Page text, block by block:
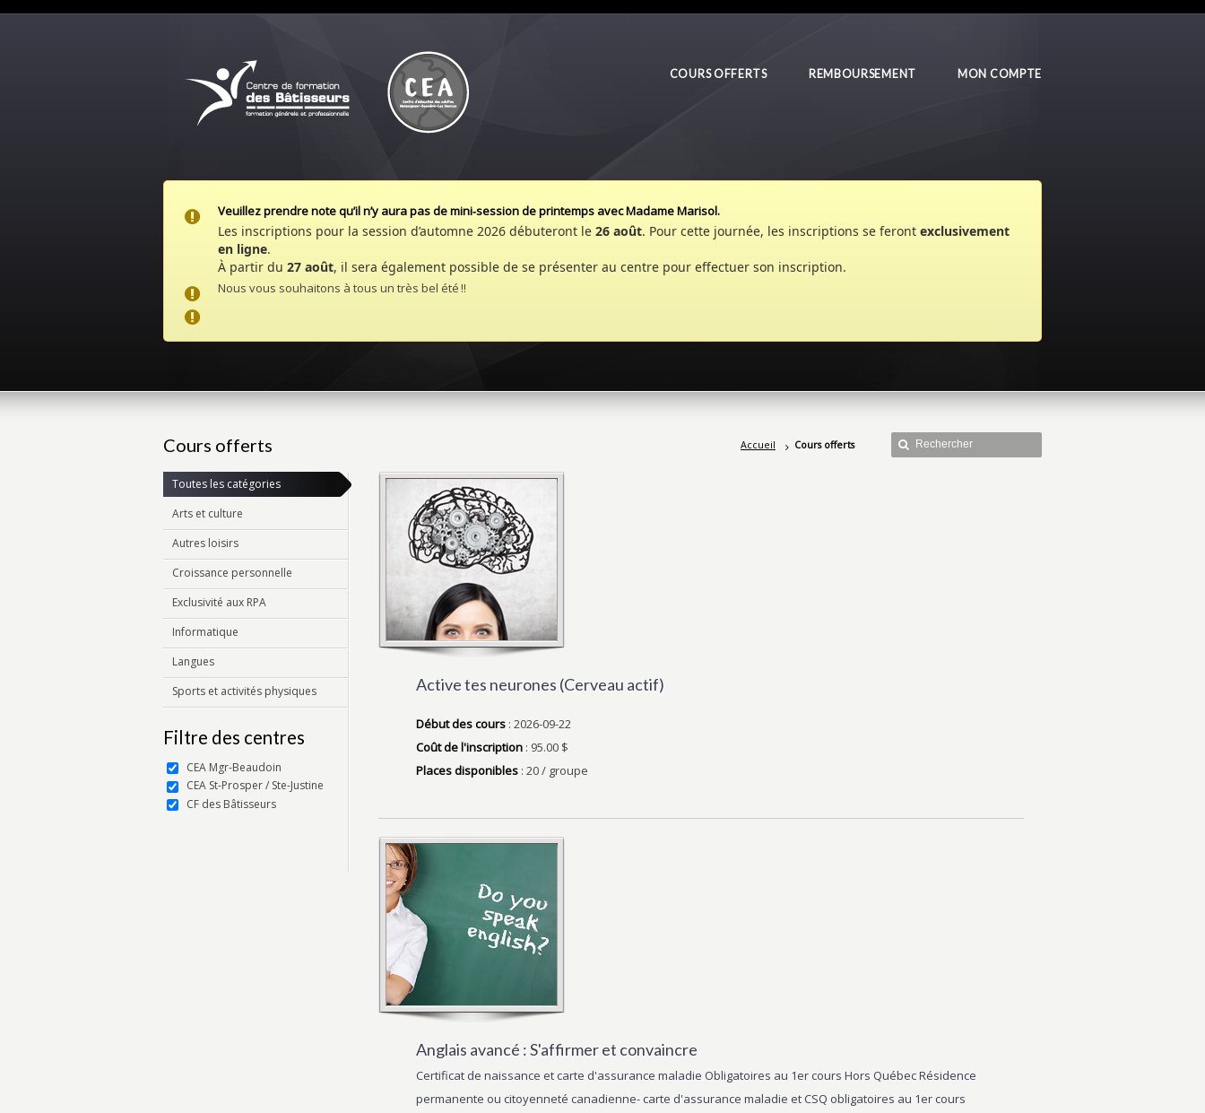
COURS OFFERTS REMBOURSEMENT MON COMPTE
Veuillez prendre note qu’il n’y aura pas de mini‑session de printemps avec Madame Marisol.
Les inscriptions pour la session d’automne 2026 débuteront le 26 août. Pour cette journée, les inscriptions se feront exclusivement
en ligne.
À partir du 27 août, il sera également possible de se présenter au centre pour effectuer son inscription.
Nous vous souhaitons à tous un très bel été !!
Cours offerts Accueil Cours offerts
Toutes les catégories
Arts et culture
Autres loisirs
Croissance personnelle
Exclusivité aux RPA
Informatique
Langues
Sports et activités physiques
Filtre des centres
CEA Mgr-Beaudoin
CEA St-Prosper / Ste-Justine
CF des Bâtisseurs
Active tes neurones (Cerveau actif)
Début des cours : 2026-09-22
Coût de l'inscription : 95.00 $
Places disponibles : 20 / groupe
Anglais avancé : S'affirmer et convaincre
Certificat de naissance et carte d'assurance maladie Obligatoires au 1er cours Hors Québec Résidence
permanente ou citoyenneté canadienne- carte d'assurance maladie et CSQ obligatoires au 1er cours